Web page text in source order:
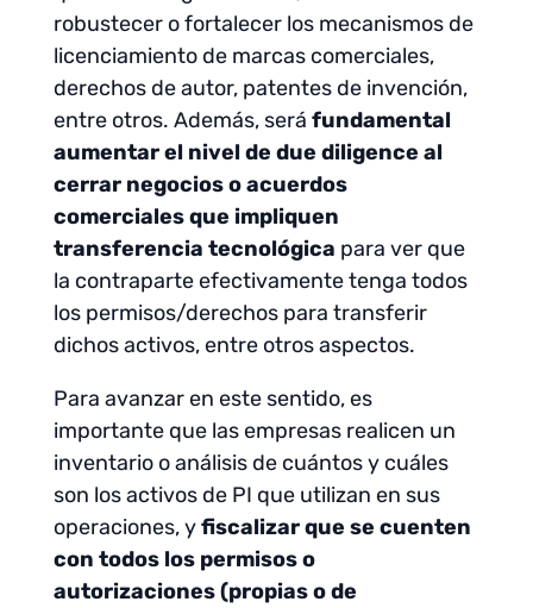
robustecer o fortalecer los mecanismos de
licenciamiento de marcas comerciales,
derechos de autor, patentes de invención,
entre otros. Además, será fundamental
aumentar el nivel de due diligence al
cerrar negocios o acuerdos
comerciales que impliquen
transferencia tecnológica para ver que
la contraparte efectivamente tenga todos
los permisos/derechos para transferir
dichos activos, entre otros aspectos.
Para avanzar en este sentido, es
importante que las empresas realicen un
inventario o análisis de cuántos y cuáles
son los activos de PI que utilizan en sus
operaciones, yfiscalizar que se cuenten
con todos los permisos o
autorizaciones (propias o de